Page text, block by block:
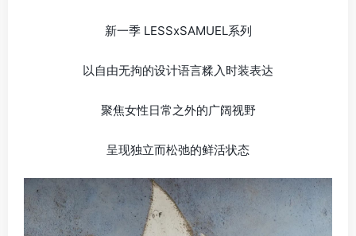
新一季 LESSxSAMUEL系列
以自由无拘的设计语言糅入时装表达
聚焦女性日常之外的广阔视野
呈现独立而松弛的鲜活状态